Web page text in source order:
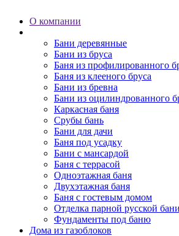
О компании
Бани деревянные
Бани из бруса
Баня из профилированного
Баня из клееного бруса
Бани из бревна
Бани из оцилиндрованного
Каркасная баня
Срубы бань
Бани для дачи
Баня под усадку
Бани с мансардой
Баня с террасой
Одноэтажная баня
Двухэтажная баня
Баня с гостевым домом
Отделка парной русской бани
Фундаменты под баню
Дома из газоблоков